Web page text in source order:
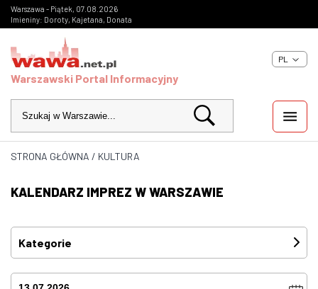
Warszawa - Piątek, 07.08.2026
Imieniny: Doroty, Kajetana, Donata
Warszawski Portal Informacyjny
PL
WIADOMOŚCI
INWESTYCJE
IMPREZY
KULTURA
STRONA GŁÓWNA / KULTURA
KALENDARZ IMPREZ W WARSZAWIE
Kategorie
Festiwale
(0)